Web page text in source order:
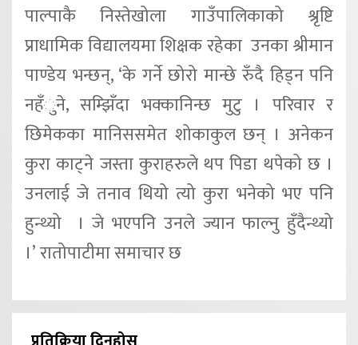
पाल्पाकै निस्तेखोला गाउँपालिकाको श्रृष्टि
प्राधामिक विद्यालयमा शिक्षक रहेका उनका श्रीमान
पाण्डेय भन्छन्, ‘के गर्ने छोरो मान्छे रुँदै हिड्न पनि
नहँुने, सम्झिँदा भक्कानिन्छ मुटु । परिवार र
छिमेकका मानिससमेत शोकाकुल छन् । अनेकन
कुरा काट्ने जस्ता कुराहरुले थप पिडा थपेको छ ।
उनलाई जे तनाव थियो त्यो कुरा भनेको भए पनि
हुन्थ्यो । जे भएपनि उनले ज्यान फाल्नु हुँदैन्थ्यो
।’ रातोपाटीमा समाचार छ